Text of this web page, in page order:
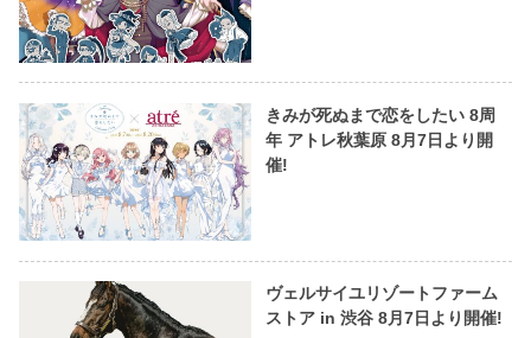
きみが死ぬまで恋をしたい 8周
年 アトレ秋葉原 8月7日より開
催!
ヴェルサイユリゾートファーム
ストア in 渋谷 8月7日より開催!